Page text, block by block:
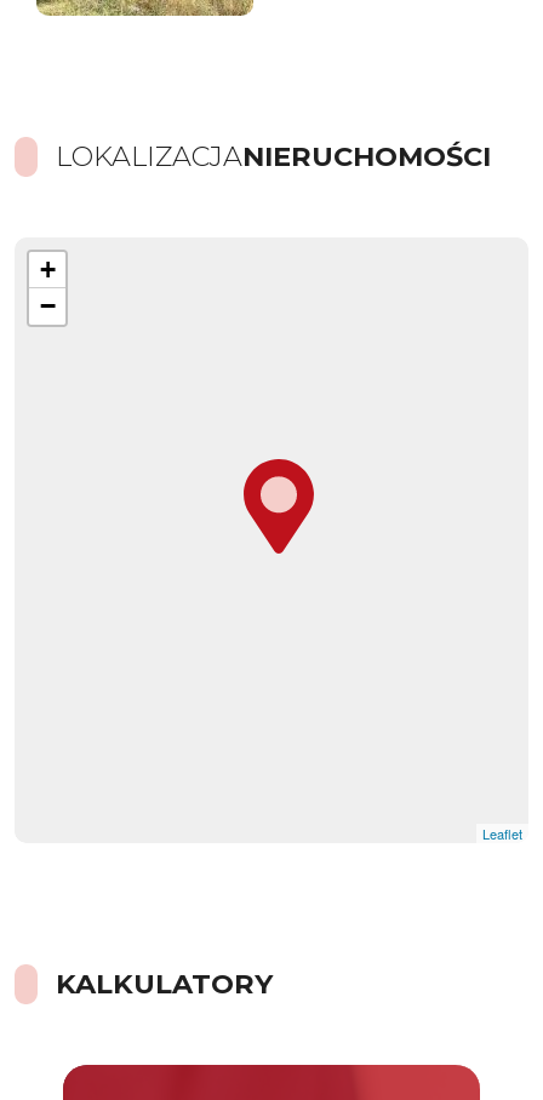
LOKALIZACJANIERUCHOMOŚCI
+
−
Leaflet
KALKULATORY